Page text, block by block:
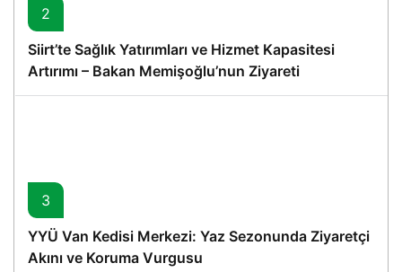
2
Siirt’te Sağlık Yatırımları ve Hizmet Kapasitesi
Artırımı – Bakan Memişoğlu’nun Ziyareti
3
YYÜ Van Kedisi Merkezi: Yaz Sezonunda Ziyaretçi
Akını ve Koruma Vurgusu